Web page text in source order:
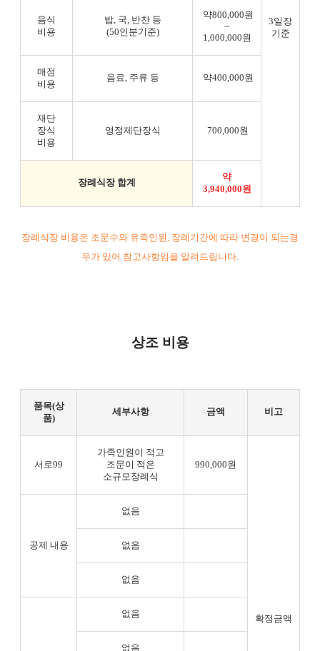
3일장
기준
음식
비용
밥, 국, 반찬 등
(50인분기준)
약800,000원
~
1,000,000원
매점
비용
음료, 주류 등 약400,000원
재단
장식
비용
영정제단장식 700,000원
장례식장 합계
약
3,940,000원
장례식장 비용은 조문수와 유족인원, 장례기간에 따라 변경이 되는경
우가 있어 참고사항임을 알려드립니다.
상조 비용
품목(상
품)
세부사항 금액 비고
서로99
가족인원이 적고
조문이 적은
소규모장례식
990,000원
확정금액
공제 내용
없음
없음
없음
없음
없음